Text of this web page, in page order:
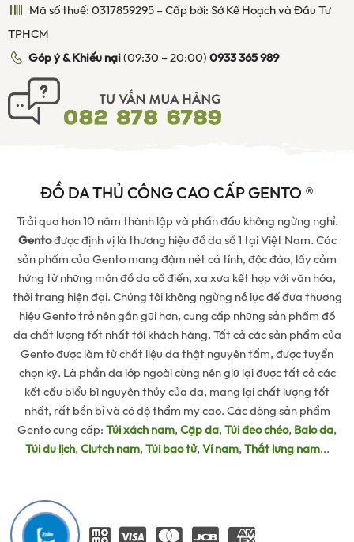
Mã số thuế: 0317859295 – Cấp bởi: Sở Kế Hoạch và Đầu Tư
TPHCM
Góp ý & Khiếu nại(09:30 – 20:00)0933 365 989
ĐỒ DA THỦ CÔNG CAO CẤP GENTO ®
Trải qua hơn 10 năm thành lập và phấn đấu không ngừng nghỉ.
Gentođược định vị là thương hiệu đồ da số 1 tại Việt Nam. Các
sản phẩm của Gento mang đậm nét cá tính, độc đáo, lấy cảm
hứng từ những món đồ da cổ điển, xa xưa kết hợp với văn hóa,
thời trang hiện đại. Chúng tôi không ngừng nỗ lực để đưa thương
hiệu Gento trở nên gần gũi hơn, cung cấp những sản phẩm đồ
da chất lượng tốt nhất tới khách hàng. Tất cả các sản phẩm của
Gento được làm từ chất liệu da thật nguyên tấm, được tuyển
chọn kỹ. Là phần da lớp ngoài cùng nên giữ lại được tất cả các
kết cấu biểu bì nguyên thủy của da, mang lại chất lượng tốt
nhất, rất bền bỉ và có độ thẩm mỹ cao. Các dòng sản phẩm
Gento cung cấp:Túi xách nam,Cặp da,Túi đeo chéo, Balo da,
Túi du lịch,Clutch nam,Túi bao tử,Ví nam,Thắt lưng nam...